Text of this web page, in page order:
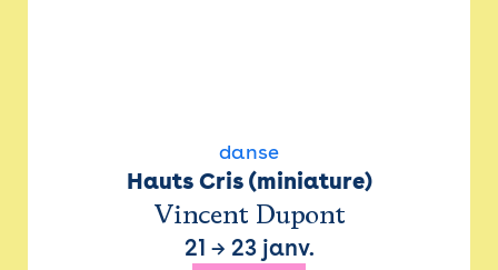
danse
Hauts Cris (miniature)
Vincent Dupont
21 → 23 janv.